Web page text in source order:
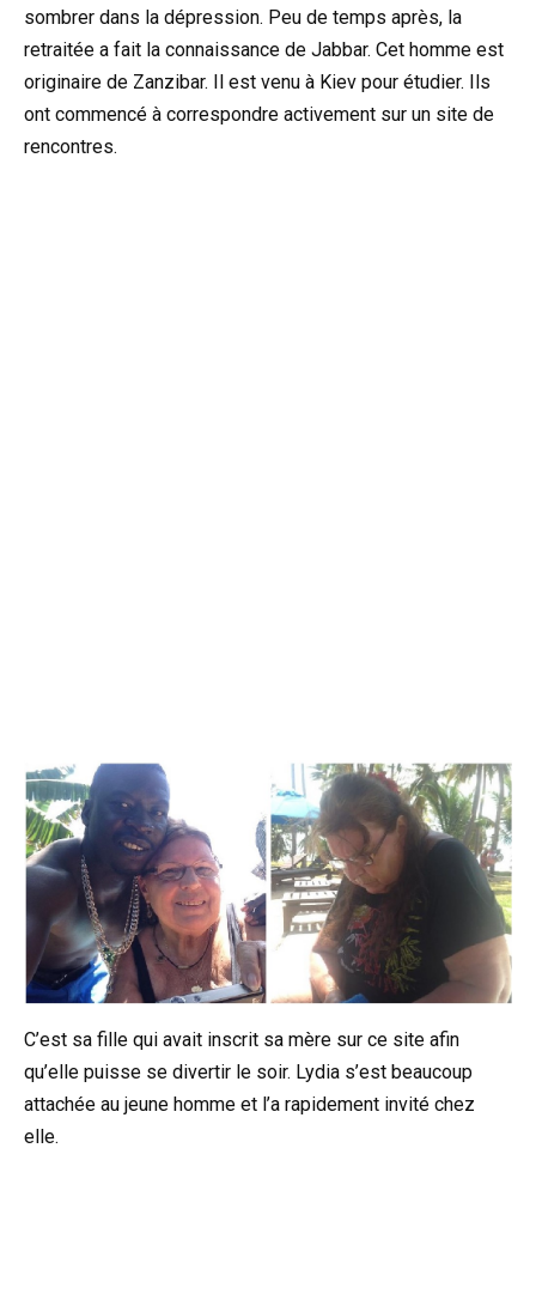
sombrer dans la dépression. Peu de temps après, la
retraitée a fait la connaissance de Jabbar. Cet homme est
originaire de Zanzibar. Il est venu à Kiev pour étudier. Ils
ont commencé à correspondre activement sur un site de
rencontres.
C’est sa fille qui avait inscrit sa mère sur ce site afin
qu’elle puisse se divertir le soir. Lydia s’est beaucoup
attachée au jeune homme et l’a rapidement invité chez
elle.